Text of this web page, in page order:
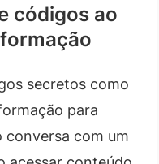
códigos ao
secretos como
para
conversa com um